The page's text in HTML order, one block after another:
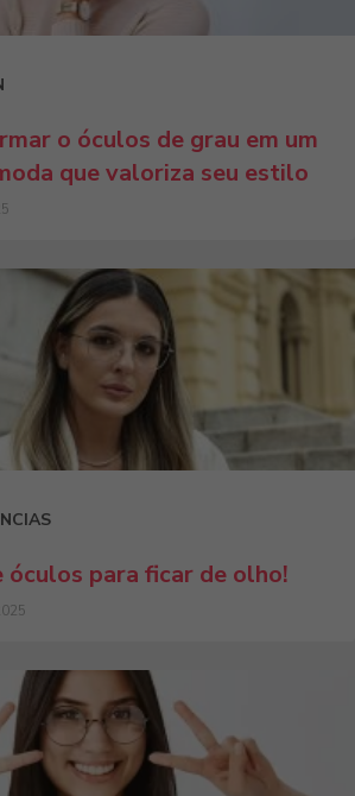
o óculos de grau em um
que valoriza seu estilo
óculos para ficar de olho!